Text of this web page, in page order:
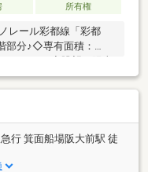
所有権
レール彩都線「彩都
部分♪◇専有面積：
室の窓から広がるパノ
ーザー♪◇室内丁寧にお
約による制限有）■主
スポーザー・ハンドシ
・ガス温水式床暖房
機（ミストサウナ
担当上山のおすすめ物
行 箕面船場阪大前駅 徒